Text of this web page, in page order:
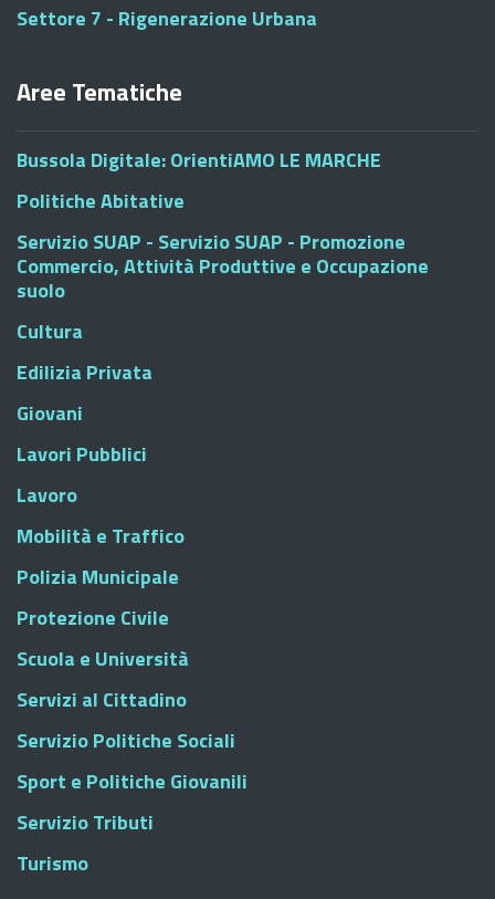
Settore 7 - Rigenerazione Urbana
Aree Tematiche
Bussola Digitale: OrientiAMO LE MARCHE
Politiche Abitative
Servizio SUAP - Servizio SUAP - Promozione
Commercio, Attività Produttive e Occupazione
suolo
Cultura
Edilizia Privata
Giovani
Lavori Pubblici
Lavoro
Mobilità e Traffico
Polizia Municipale
Protezione Civile
Scuola e Università
Servizi al Cittadino
Servizio Politiche Sociali
Sport e Politiche Giovanili
Servizio Tributi
Turismo